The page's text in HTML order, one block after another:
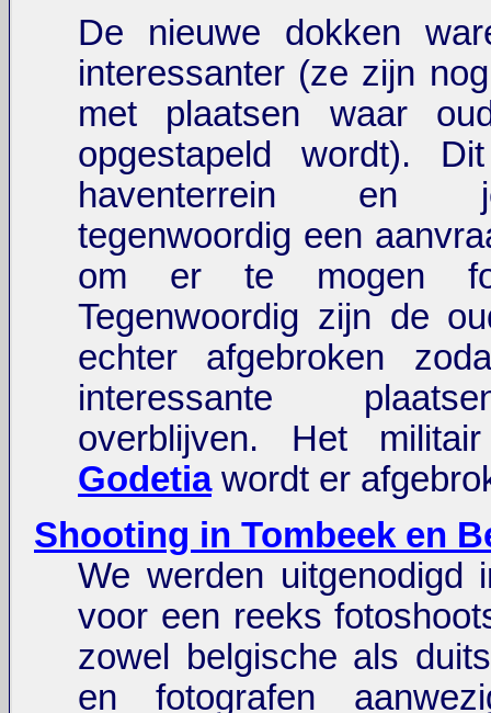
De nieuwe dokken
interessanter (ze zijn
met plaatsen waar
opgestapeld wordt).
haventerrein en
tegenwoordig een
om er te mogen
Tegenwoordig zijn de
echter afgebroken
interessante
overblijven. Het
Godetiawordt er
Shooting in Tombeek en
We werden uitgenodigd
voor een reeks
zowel belgische als
en fotografen